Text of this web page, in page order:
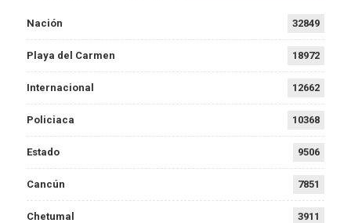
Nación 32849
Playa del Carmen 18972
Internacional 12662
Policiaca 10368
Estado 9506
Cancún 7851
Chetumal 3911